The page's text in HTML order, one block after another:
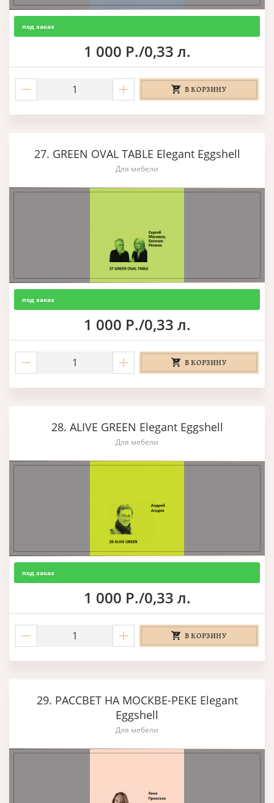
под заказ
1 000 Р./0,33 л.
В КОРЗИНУ
27. GREEN OVAL TABLE Elegant Eggshell
Для мебели
под заказ
1 000 Р./0,33 л.
В КОРЗИНУ
28. ALIVE GREEN Elegant Eggshell
Для мебели
под заказ
1 000 Р./0,33 л.
В КОРЗИНУ
29. РАССВЕТ НА МОСКВЕ-РЕКЕ Elegant
Eggshell
Для мебели